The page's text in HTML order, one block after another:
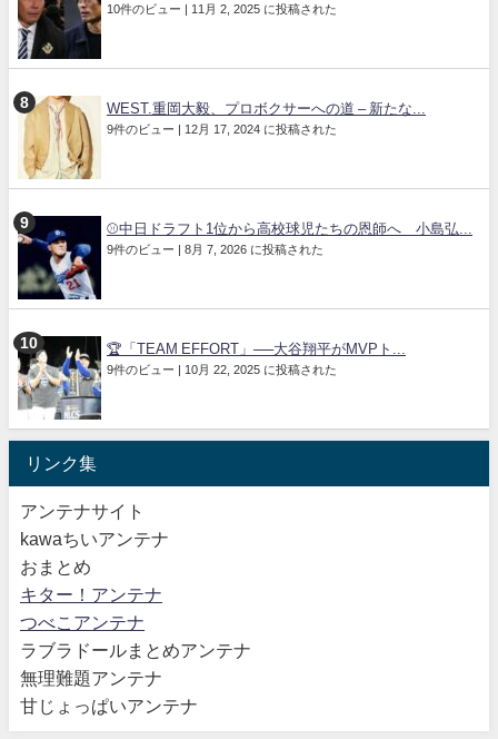
10件のビュー | 11月 2, 2025 に投稿された
WEST.重岡大毅、プロボクサーへの道 – 新たな...
9件のビュー | 12月 17, 2024 に投稿された
⚾中日ドラフト1位から高校球児たちの恩師へ 小島弘...
9件のビュー | 8月 7, 2026 に投稿された
🏆「TEAM EFFORT」──大谷翔平がMVPト...
9件のビュー | 10月 22, 2025 に投稿された
リンク集
アンテナサイト
kawaちいアンテナ
おまとめ
キター！アンテナ
つべこアンテナ
ラブラドールまとめアンテナ
無理難題アンテナ
甘じょっぱいアンテナ